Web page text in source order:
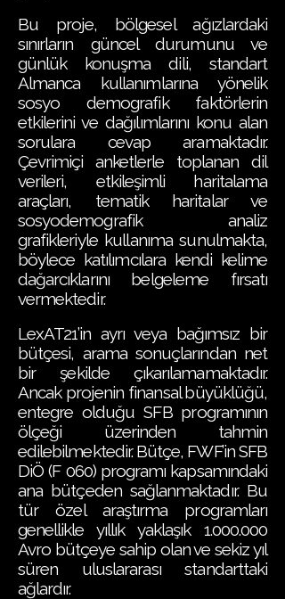
Bu proje, bölgesel ağızlardaki
sınırların güncel durumunu ve
günlük konuşma dili, standart
Almanca kullanımlarına yönelik
sosyo demografik faktörlerin
etkilerini ve dağılımlarını konu alan
sorulara cevap aramaktadır.
Çevrimiçi anketlerle toplanan dil
verileri, etkileşimli haritalama
araçları, tematik haritalar ve
sosyodemografik analiz
grafikleriyle kullanıma sunulmakta,
böylece katılımcılara kendi kelime
dağarcıklarını belgeleme fırsatı
vermektedir.
LexAT21’in ayrı veya bağımsız bir
bütçesi, arama sonuçlarından net
bir şekilde çıkarılamamaktadır.
Ancak projenin finansal büyüklüğü,
entegre olduğu SFB programının
ölçeği üzerinden tahmin
edilebilmektedir. Bütçe, FWF’in SFB
DiÖ (F 060) programı kapsamındaki
ana bütçeden sağlanmaktadır. Bu
tür özel araştırma programları
genellikle yıllık yaklaşık 1.000.000
Avro bütçeye sahip olan ve sekiz yıl
süren uluslararası standarttaki
ağlardır.